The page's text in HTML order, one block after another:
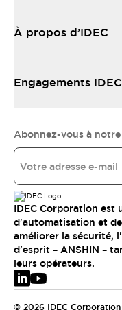
À propos d’IDEC
Engagements IDEC
Abonnez-vous à
IDEC Corporation est
d'automatisation et
améliorer la sécurité,
d'esprit – ANSHIN –
leurs opérateurs.
© 2026 IDEC Corporation